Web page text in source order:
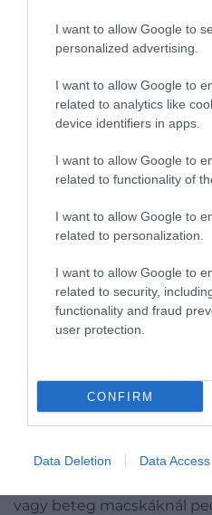
I want to allow Google to
personalized advertising.
I want to allow Google to
related to analytics like
device identifiers in apps.
I want to allow Google to
related to functionality of
I want to allow Google to
related to personalization.
I want to allow Google to
related to security,
functionality and fraud
user protection.
CONFIRM
Data Deletion Data Access
macskák nem
abba az evést, mert
– mondtaMasao Miyazaki
Az evési
megszokják az étel
ismét aktiválhatja
Ez is érdekelhet!
A felfedezés a macskák
elképzelhető, hogy az étel
vagy beteg macskáknál